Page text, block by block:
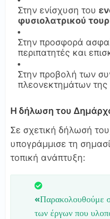
Στην ενίσχυση του
φυσιολατρικού
Στην προσφορά
περιπατητές και
Στην προβολή των
πλεονεκτημάτων της
Η δήλωση του
Σε σχετική δήλωσή
υπογράμμισε τη
τοπική ανάπτυξη:
«Παρακολουθούμε
των έργων που